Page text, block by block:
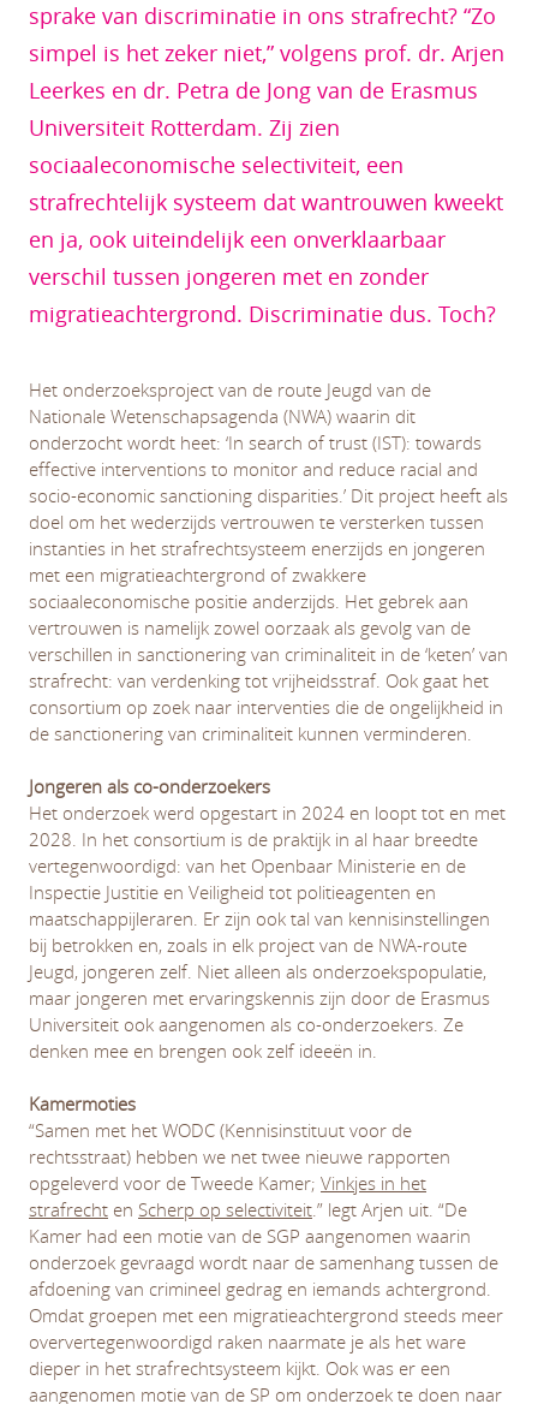
sprake van discriminatie in ons strafrecht? “Zo
simpel is het zeker niet,” volgens prof. dr. Arjen
Leerkes en dr. Petra de Jong van de Erasmus
Universiteit Rotterdam. Zij zien
sociaaleconomische selectiviteit, een
strafrechtelijk systeem dat wantrouwen kweekt
en ja, ook uiteindelijk een onverklaarbaar
verschil tussen jongeren met en zonder
migratieachtergrond. Discriminatie dus. Toch?
Het onderzoeksproject van de route Jeugd van de
Nationale Wetenschapsagenda (NWA) waarin dit
onderzocht wordt heet: ‘In search of trust (IST): towards
effective interventions to monitor and reduce racial and
socio-economic sanctioning disparities.’ Dit project heeft als
doel om het wederzijds vertrouwen te versterken tussen
instanties in het strafrechtsysteem enerzijds en jongeren
met een migratieachtergrond of zwakkere
sociaaleconomische positie anderzijds. Het gebrek aan
vertrouwen is namelijk zowel oorzaak als gevolg van de
verschillen in sanctionering van criminaliteit in de ‘keten’ van
strafrecht: van verdenking tot vrijheidsstraf. Ook gaat het
consortium op zoek naar interventies die de ongelijkheid in
de sanctionering van criminaliteit kunnen verminderen.
Jongeren als co-onderzoekers
Het onderzoek werd opgestart in 2024 en loopt tot en met
2028. In het consortium is de praktijk in al haar breedte
vertegenwoordigd: van het Openbaar Ministerie en de
Inspectie Justitie en Veiligheid tot politieagenten en
maatschappijleraren. Er zijn ook tal van kennisinstellingen
bij betrokken en, zoals in elk project van de NWA-route
Jeugd, jongeren zelf. Niet alleen als onderzoekspopulatie,
maar jongeren met ervaringskennis zijn door de Erasmus
Universiteit ook aangenomen als co-onderzoekers. Ze
denken mee en brengen ook zelf ideeën in.
Kamermoties
“Samen met het WODC (Kennisinstituut voor de
rechtsstraat) hebben we net twee nieuwe rapporten
opgeleverd voor de Tweede Kamer; Vinkjes in het
strafrecht en Scherp op selectiviteit.” legt Arjen uit. “De
Kamer had een motie van de SGP aangenomen waarin
onderzoek gevraagd wordt naar de samenhang tussen de
afdoening van crimineel gedrag en iemands achtergrond.
Omdat groepen met een migratieachtergrond steeds meer
oververtegenwoordigd raken naarmate je als het ware
dieper in het strafrechtsysteem kijkt. Ook was er een
aangenomen motie van de SP om onderzoek te doen naar